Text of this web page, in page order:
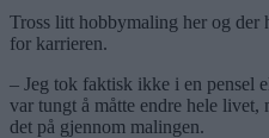
Tross litt hobbymaling her og der
for karrieren.
– Jeg tok faktisk ikke i en pensel
var tungt å måtte endre hele livet,
det på gjennom malingen.